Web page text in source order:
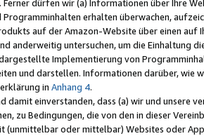
Ferner dürfen wir (a) Informationen über Ihre
erhalten überwachen,
auf der Amazon-Website über einen
anderweitig untersuchen, um die Einhaltung
Implementierung von
und darstellen. Informationen darüber, wie
in Anhang 4.
damit einverstanden, dass (a) wir und
zu Bedingungen, die von den in dieser
(unmittelbar oder mittelbar) Websites oder